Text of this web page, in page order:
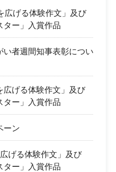
広げる体験作文」及び
ター」入賞作品
い者週間知事表彰につい
広げる体験作文」及び
ター」入賞作品
ーン
げる体験作文」及び
ター」入賞作品